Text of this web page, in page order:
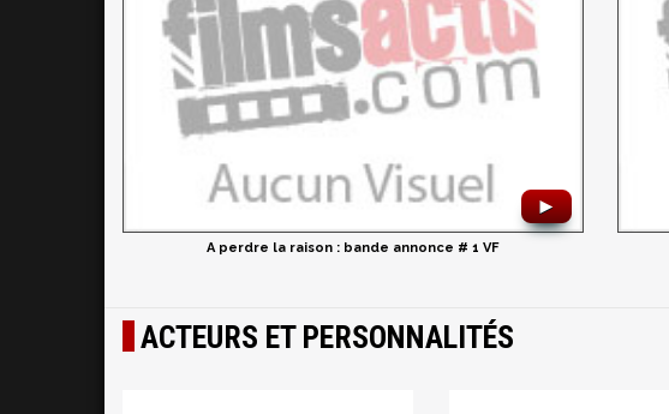
►
A perdre la raison : bande annonce # 1 VF
ACTEURS ET PERSONNALITÉS